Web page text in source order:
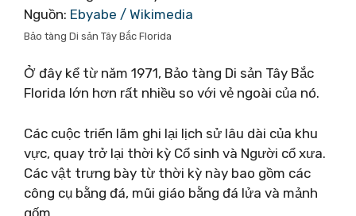
Nguồn: Ebyabe / Wikimedia
Bảo tàng Di sản Tây Bắc Florida
Ở đây kể từ năm 1971, Bảo tàng Di sản Tây Bắc
Florida lớn hơn rất nhiều so với vẻ ngoài của nó.
Các cuộc triển lãm ghi lại lịch sử lâu dài của khu
vực, quay trở lại thời kỳ Cổ sinh và Người cổ xưa.
Các vật trưng bày từ thời kỳ này bao gồm các
công cụ bằng đá, mũi giáo bằng đá lửa và mảnh
gốm.